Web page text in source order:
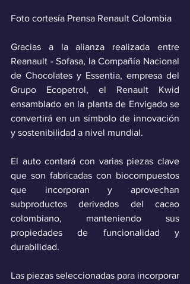
Foto cortesía Prensa Renault Colombia
Gracias a la alianza realizada entre
Reanault - Sofasa, la Compañía Nacional
de Chocolates y Essentia, empresa del
Grupo Ecopetrol, el Renault Kwid
ensamblado en la planta de Envigado se
convertirá en un símbolo de innovación
y sostenibilidad a nivel mundial.
El auto contará con varias piezas clave
que son fabricadas con biocompuestos
que incorporan y aprovechan
subproductos derivados del cacao
colombiano, manteniendo sus
propiedades de funcionalidad y
durabilidad.
Las piezas seleccionadas para incorporar